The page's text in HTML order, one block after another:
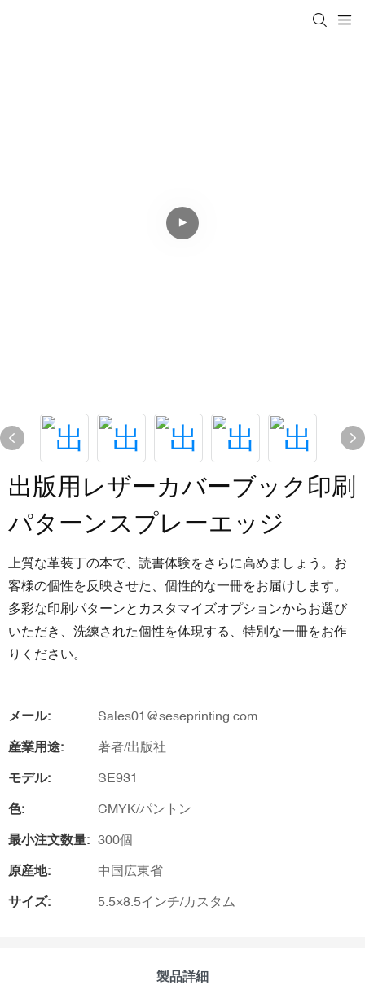
出版用レザーカバーブック印刷
パターンスプレーエッジ
上質な革装丁の本で、読書体験をさらに高めましょう。お
客様の個性を反映させた、個性的な一冊をお届けします。
多彩な印刷パターンとカスタマイズオプションからお選び
いただき、洗練された個性を体現する、特別な一冊をお作
りください。
メール: Sales01@seseprinting.com
産業用途: 著者/出版社
モデル: SE931
色: CMYK/パントン
最小注文数量: 300個
原産地: 中国広東省
サイズ: 5.5×8.5インチ/カスタム
製品詳細